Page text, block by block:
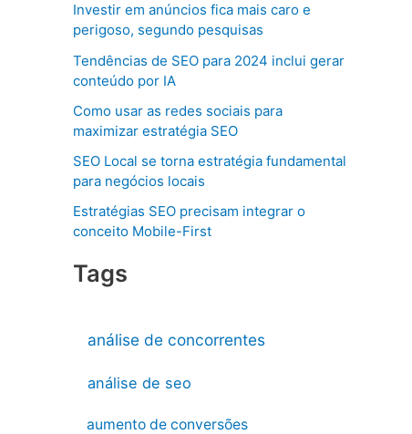
Investir em anúncios fica mais caro e
perigoso, segundo pesquisas
Tendências de SEO para 2024 inclui gerar
conteúdo por IA
Como usar as redes sociais para
maximizar estratégia SEO
SEO Local se torna estratégia fundamental
para negócios locais
Estratégias SEO precisam integrar o
conceito Mobile-First
Tags
análise de concorrentes
análise de seo
aumento de conversões